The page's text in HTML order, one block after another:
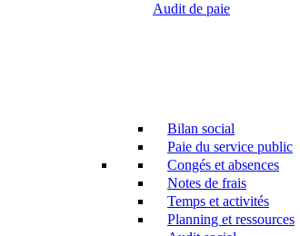
Audit de paie
Bilan social
Paie du service public
Congés et absences
Notes de frais
Temps et activités
Planning et ressources